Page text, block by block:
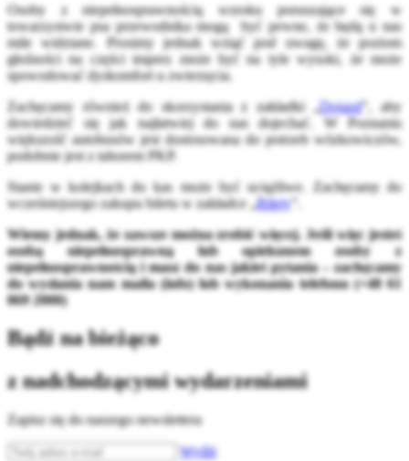
Osoby z niepełnosprawnością wzroku poruszające się w
towarzystwie psa przewodnika mogą być pewne, że będą u nas
mile widziane. Prosimy jednak wziąć pod uwagę, że poziom
głośności na części imprez może być na tyle wysoki, że może
spowodować dyskomfort u zwierzęcia.
Zachęcamy również do skorzystania z zakładki „Dojazd ”, aby
dowiedzieć się jak najłatwiej do nas dojechać. W Poznaniu
większość autobusów jest dostosowana do potrzeb wózkowiczów,
podobnie jest z taborem PKP.
Stanie w kolejkach do kas może być uciążliwe. Zachęcamy do
wcześniejszego zakupu biletu w zakładce „Bilety”.
Wiemy jednak, że zawsze można zrobić więcej. Jeśli więc jesteś
osobą niepełnosprawną lub opiekunem osoby z
niepełnosprawnością i masz do nas jakieś pytania – zachęcamy
do wysłania nam maila (info) lub wykonania telefonu (+48 61
869 2000)
Bądź na bieżąco
z nadchodzącymi wydarzeniami
Zapisz się do naszego newslettera
Wyślij